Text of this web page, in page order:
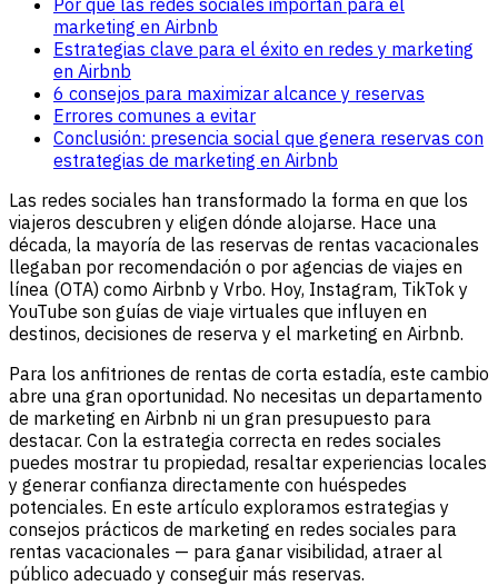
marketing en Airbnb
Estrategias clave para el éxito en redes y marketing
en Airbnb
6 consejos para maximizar alcance y reservas
Errores comunes a evitar
Conclusión: presencia social que genera reservas con
estrategias de marketing en Airbnb
Las redes sociales han transformado la forma en que los
viajeros descubren y eligen dónde alojarse. Hace una
década, la mayoría de las reservas de rentas vacacionales
llegaban por recomendación o por agencias de viajes en
línea (OTA) como Airbnb y Vrbo. Hoy, Instagram, TikTok y
YouTube son guías de viaje virtuales que influyen en
destinos, decisiones de reserva y el marketing en Airbnb.
Para los anfitriones de rentas de corta estadía, este cambio
abre una gran oportunidad. No necesitas un departamento
de marketing en Airbnb ni un gran presupuesto para
destacar. Con la estrategia correcta en redes sociales
puedes mostrar tu propiedad, resaltar experiencias locales
y generar confianza directamente con huéspedes
potenciales. En este artículo exploramos estrategias y
consejos prácticos de marketing en redes sociales para
rentas vacacionales — para ganar visibilidad, atraer al
público adecuado y conseguir más reservas.